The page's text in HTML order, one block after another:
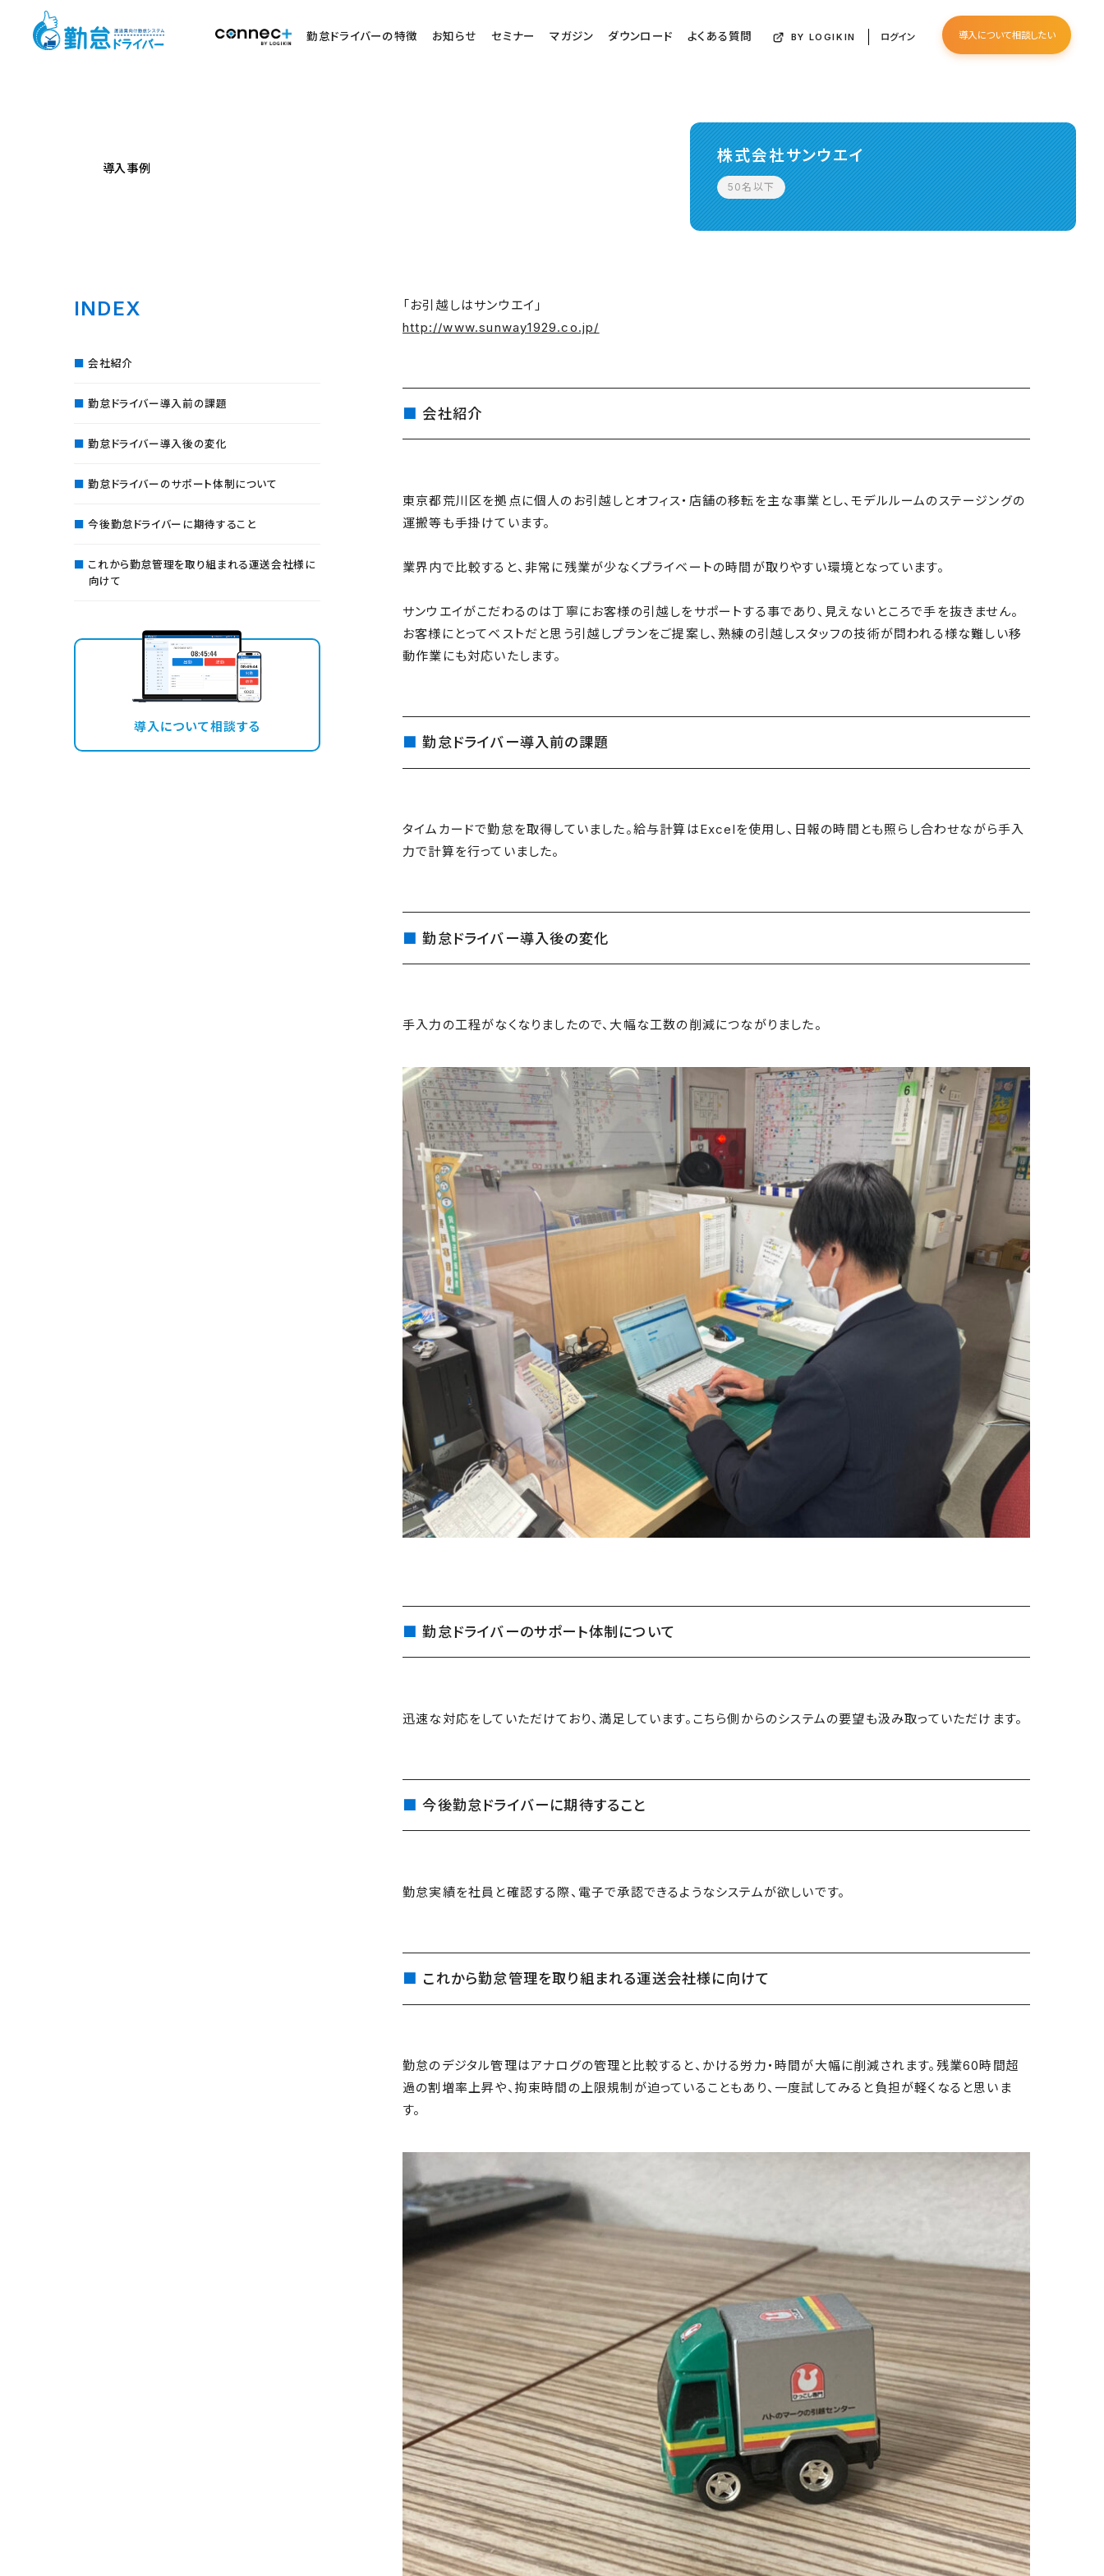
勤怠ドライバーの特徴 お知らせ セミナー マガジン ダウンロード よくある質問 BY LOGIKIN ログイン 導入について相談したい
導入事例
株式会社サンウエイ
50名以下
INDEX
会社紹介
勤怠ドライバー導入前の課題
勤怠ドライバー導入後の変化
勤怠ドライバーのサポート体制について
今後勤怠ドライバーに期待すること
これから勤怠管理を取り組まれる運送会社様に
向けて
導入について相談する
「お引越しはサンウエイ」
http://www.sunway1929.co.jp/
会社紹介
東京都荒川区を拠点に個人のお引越しとオフィス・店舗の移転を主な事業とし、モデルルームのステージングの
運搬等も手掛けています。
業界内で比較すると、非常に残業が少なくプライベートの時間が取りやすい環境となっています。
サンウエイがこだわるのは丁寧にお客様の引越しをサポートする事であり、見えないところで手を抜きません。
お客様にとってベストだと思う引越しプランをご提案し、熟練の引越しスタッフの技術が問われる様な難しい移
動作業にも対応いたします。
勤怠ドライバー導入前の課題
タイムカードで勤怠を取得していました。給与計算はExcelを使用し、日報の時間とも照らし合わせながら手入
力で計算を行っていました。
勤怠ドライバー導入後の変化
手入力の工程がなくなりましたので、大幅な工数の削減につながりました。
勤怠ドライバーのサポート体制について
迅速な対応をしていただけており、満足しています。こちら側からのシステムの要望も汲み取っていただけます。
今後勤怠ドライバーに期待すること
勤怠実績を社員と確認する際、電子で承認できるようなシステムが欲しいです。
これから勤怠管理を取り組まれる運送会社様に向けて
勤怠のデジタル管理はアナログの管理と比較すると、かける労力・時間が大幅に削減されます。残業60時間超
過の割増率上昇や、拘束時間の上限規制が迫っていることもあり、一度試してみると負担が軽くなると思いま
す。